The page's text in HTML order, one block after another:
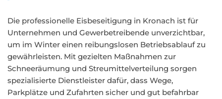
Die professionelle Eisbeseitigung in Kronach ist für
Unternehmen und Gewerbetreibende unverzichtbar,
um im Winter einen reibungslosen Betriebsablauf zu
gewährleisten. Mit gezielten Maßnahmen zur
Schneeräumung und Streumittelverteilung sorgen
spezialisierte Dienstleister dafür, dass Wege,
Parkplätze und Zufahrten sicher und gut befahrbar